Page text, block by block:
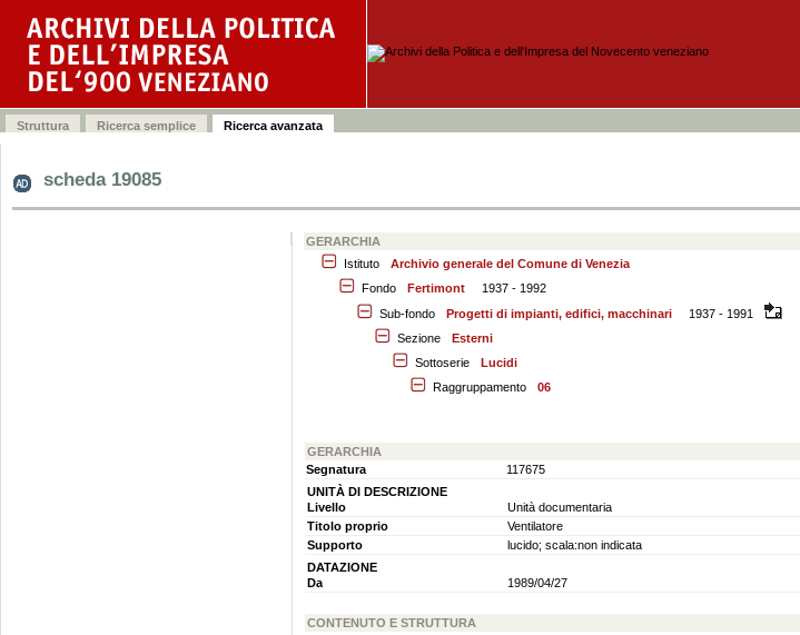
scheda 19085
GERARCHIA
Istituto
Archivio generale del Comune di Venezia
Fondo
Fertimont
1937 - 1992
Sub-fondo
Progetti di impianti, edifici, macchinari
1937 - 1991
Sezione
Esterni
Sottoserie
Lucidi
Raggruppamento
06
GERARCHIA
Segnatura
117675
UNITÀ DI DESCRIZIONE
Livello
Unità documentaria
Titolo proprio
Ventilatore
Supporto
lucido; scala:non indicata
DATAZIONE
Da
1989/04/27
CONTENUTO E STRUTTURA